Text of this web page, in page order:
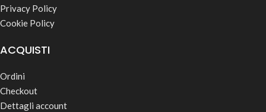
Privacy Policy
Cookie Policy
ACQUISTI
Ordini
Checkout
Dettagli account